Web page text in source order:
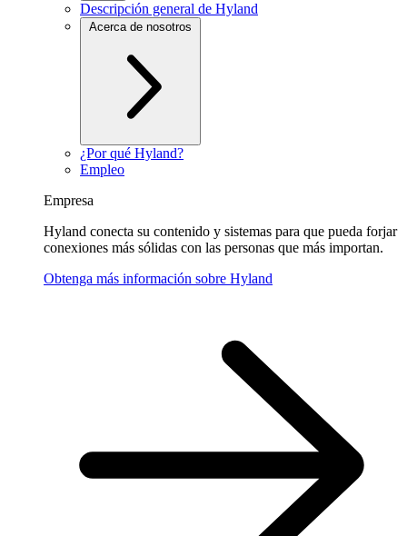
Descripción general de Hyland
Acerca de nosotros
¿Por qué Hyland?
Empleo
Empresa
Hyland conecta su contenido y sistemas para que pueda forjar
conexiones más sólidas con las personas que más importan.
Obtenga más información sobre Hyland